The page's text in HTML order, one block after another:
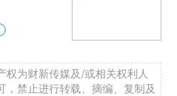
权为财新传媒及/或相关权利人
，禁止进行转载、摘编、复制及